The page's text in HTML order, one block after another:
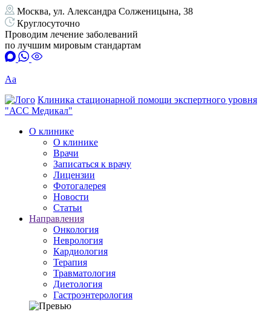
Москва, ул. Александра Солженицына, 38
Круглосуточно
Проводим лечение заболеваний
по лучшим мировым стандартам
Аа
Клиника стационарной помощи экспертного уровня
"АСС Медикал"
О клинике
О клинике
Врачи
Записаться к врачу
Лицензии
Фотогалерея
Новости
Статьи
Направления
Онкология
Неврология
Кардиология
Терапия
Травматология
Диетология
Гастроэнтерология